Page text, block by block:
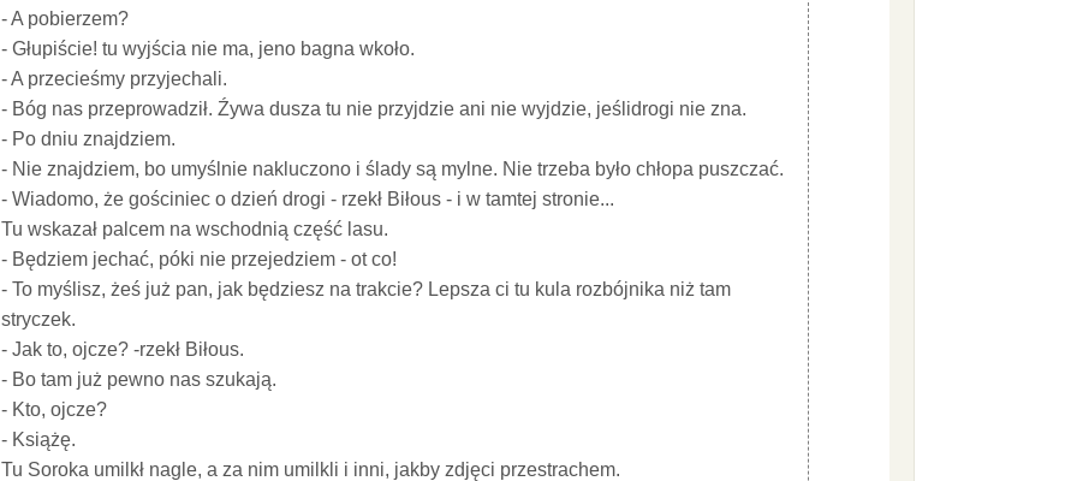
- A pobierzem?
- Głupiście! tu wyjścia nie ma, jeno bagna wkoło.
- A przecieśmy przyjechali.
- Bóg nas przeprowadził. Źywa dusza tu nie przyjdzie ani nie wyjdzie, jeślidrogi nie zna.
- Po dniu znajdziem.
- Nie znajdziem, bo umyślnie nakluczono i ślady są mylne. Nie trzeba było chłopa puszczać.
- Wiadomo, że gościniec o dzień drogi - rzekł Biłous - i w tamtej stronie...
Tu wskazał palcem na wschodnią część lasu.
- Będziem jechać, póki nie przejedziem - ot co!
- To myślisz, żeś już pan, jak będziesz na trakcie? Lepsza ci tu kula rozbójnika niż tam
stryczek.
- Jak to, ojcze? -rzekł Biłous.
- Bo tam już pewno nas szukają.
- Kto, ojcze?
- Książę.
Tu Soroka umilkł nagle, a za nim umilkli i inni, jakby zdjęci przestrachem.